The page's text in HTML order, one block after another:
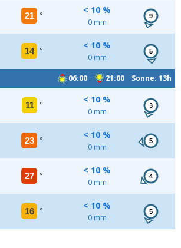
21 °
< 10 %
0 mm
9
14 °
< 10 %
0 mm
5
06:00 21:00 Sonne: 13h
11 °
< 10 %
0 mm
3
23 °
< 10 %
0 mm
5
27 °
< 10 %
0 mm
4
16 °
< 10 %
0 mm
5